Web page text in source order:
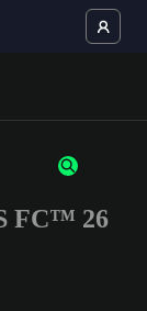
FC™ 26